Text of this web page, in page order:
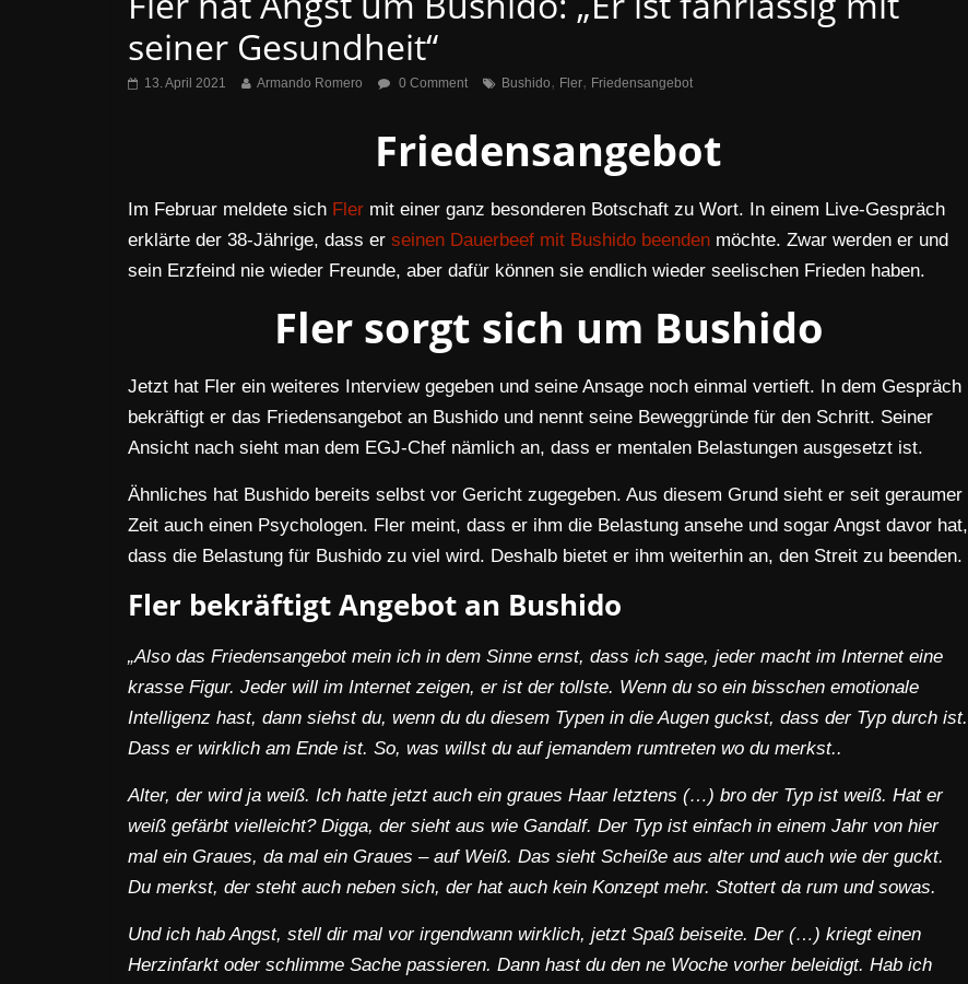
seiner Gesundheit“
13. April 2021 Armando Romero 0 Comment Bushido, Fler, Friedensangebot
Friedensangebot
Im Februar meldete sich Fler mit einer ganz besonderen Botschaft zu Wort. In einem Live-Gespräch
erklärte der 38-Jährige, dass er seinen Dauerbeef mit Bushido beenden möchte. Zwar werden er und
sein Erzfeind nie wieder Freunde, aber dafür können sie endlich wieder seelischen Frieden haben.
Fler sorgt sich um Bushido
Jetzt hat Fler ein weiteres Interview gegeben und seine Ansage noch einmal vertieft. In dem Gespräch
bekräftigt er das Friedensangebot an Bushido und nennt seine Beweggründe für den Schritt. Seiner
Ansicht nach sieht man dem EGJ-Chef nämlich an, dass er mentalen Belastungen ausgesetzt ist.
Ähnliches hat Bushido bereits selbst vor Gericht zugegeben. Aus diesem Grund sieht er seit geraumer
Zeit auch einen Psychologen. Fler meint, dass er ihm die Belastung ansehe und sogar Angst davor hat,
dass die Belastung für Bushido zu viel wird. Deshalb bietet er ihm weiterhin an, den Streit zu beenden.
Fler bekräftigt Angebot an Bushido
„Also das Friedensangebot mein ich in dem Sinne ernst, dass ich sage, jeder macht im Internet eine
krasse Figur. Jeder will im Internet zeigen, er ist der tollste. Wenn du so ein bisschen emotionale
Intelligenz hast, dann siehst du, wenn du du diesem Typen in die Augen guckst, dass der Typ durch ist.
Dass er wirklich am Ende ist. So, was willst du auf jemandem rumtreten wo du merkst..
Alter, der wird ja weiß. Ich hatte jetzt auch ein graues Haar letztens (…) bro der Typ ist weiß. Hat er
weiß gefärbt vielleicht? Digga, der sieht aus wie Gandalf. Der Typ ist einfach in einem Jahr von hier
mal ein Graues, da mal ein Graues – auf Weiß. Das sieht Scheiße aus alter und auch wie der guckt.
Du merkst, der steht auch neben sich, der hat auch kein Konzept mehr. Stottert da rum und sowas.
Und ich hab Angst, stell dir mal vor irgendwann wirklich, jetzt Spaß beiseite. Der (…) kriegt einen
Herzinfarkt oder schlimme Sache passieren. Dann hast du den ne Woche vorher beleidigt. Hab ich